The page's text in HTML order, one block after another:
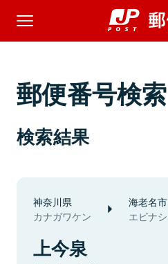
郵便番号検索
検索結果
神奈川県
カナガワケン
海老名市
エビナシ
上今泉